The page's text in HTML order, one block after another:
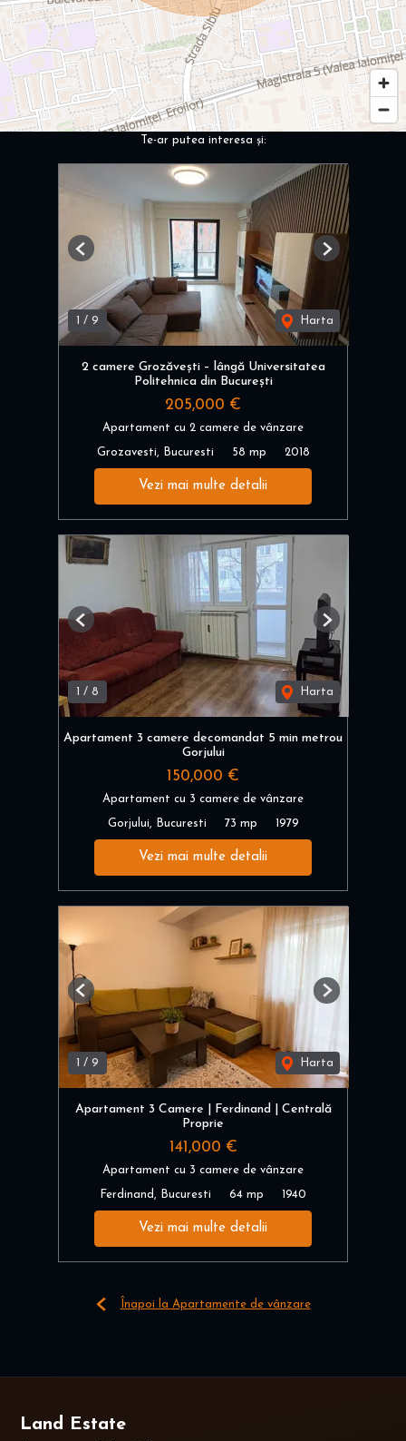
Te-ar putea interesa și:
/ 9 Harta
Previous Next
2 camere Grozăvești – lângă Universitatea
Politehnica din București
205,000 €
Apartament cu 2 camere de vânzare
Grozavesti, Bucuresti 58 mp 2018
Vezi mai multe detalii
1 / 8 Harta
Previous Next
Apartament 3 camere decomandat 5 min metrou
Gorjului
150,000 €
Apartament cu 3 camere de vânzare
Gorjului, Bucuresti 73 mp 1979
Vezi mai multe detalii
1 / 9 Harta
Previous Next
Apartament 3 Camere | Ferdinand | Centrală
Proprie
141,000 €
Apartament cu 3 camere de vânzare
Ferdinand, Bucuresti 64 mp 1940
Vezi mai multe detalii
Înapoi la Apartamente de vânzare
Land Estate